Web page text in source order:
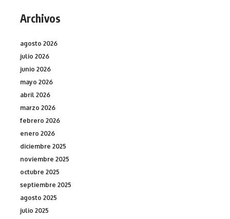
Archivos
agosto 2026
julio 2026
junio 2026
mayo 2026
abril 2026
marzo 2026
febrero 2026
enero 2026
diciembre 2025
noviembre 2025
octubre 2025
septiembre 2025
agosto 2025
julio 2025